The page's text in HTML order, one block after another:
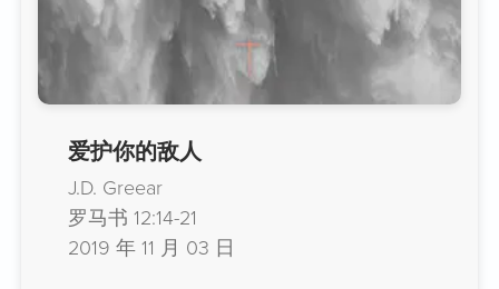
爱护你的敌人
J.D. Greear
罗马书 12:14-21
2019 年 11 月 03 日